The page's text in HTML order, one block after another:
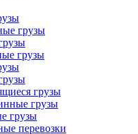
грузы
грузы
грузы
грузы
грузы
перевозки